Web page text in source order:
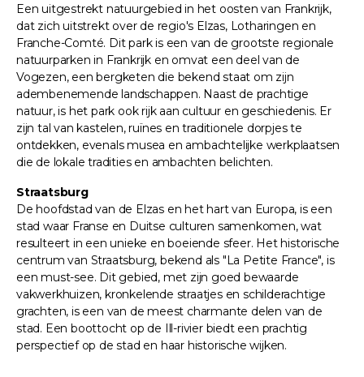
Een uitgestrekt natuurgebied in het oosten van Frankrijk,
dat zich uitstrekt over de regio's Elzas, Lotharingen en
Franche-Comté. Dit park is een van de grootste regionale
natuurparken in Frankrijk en omvat een deel van de
Vogezen, een bergketen die bekend staat om zijn
adembenemende landschappen. Naast de prachtige
natuur, is het park ook rijk aan cultuur en geschiedenis. Er
zijn tal van kastelen, ruïnes en traditionele dorpjes te
ontdekken, evenals musea en ambachtelijke werkplaatsen
die de lokale tradities en ambachten belichten.
Straatsburg
De hoofdstad van de Elzas en het hart van Europa, is een
stad waar Franse en Duitse culturen samenkomen, wat
resulteert in een unieke en boeiende sfeer. Het historische
centrum van Straatsburg, bekend als "La Petite France", is
een must-see. Dit gebied, met zijn goed bewaarde
vakwerkhuizen, kronkelende straatjes en schilderachtige
grachten, is een van de meest charmante delen van de
stad. Een boottocht op de Ill-rivier biedt een prachtig
perspectief op de stad en haar historische wijken.